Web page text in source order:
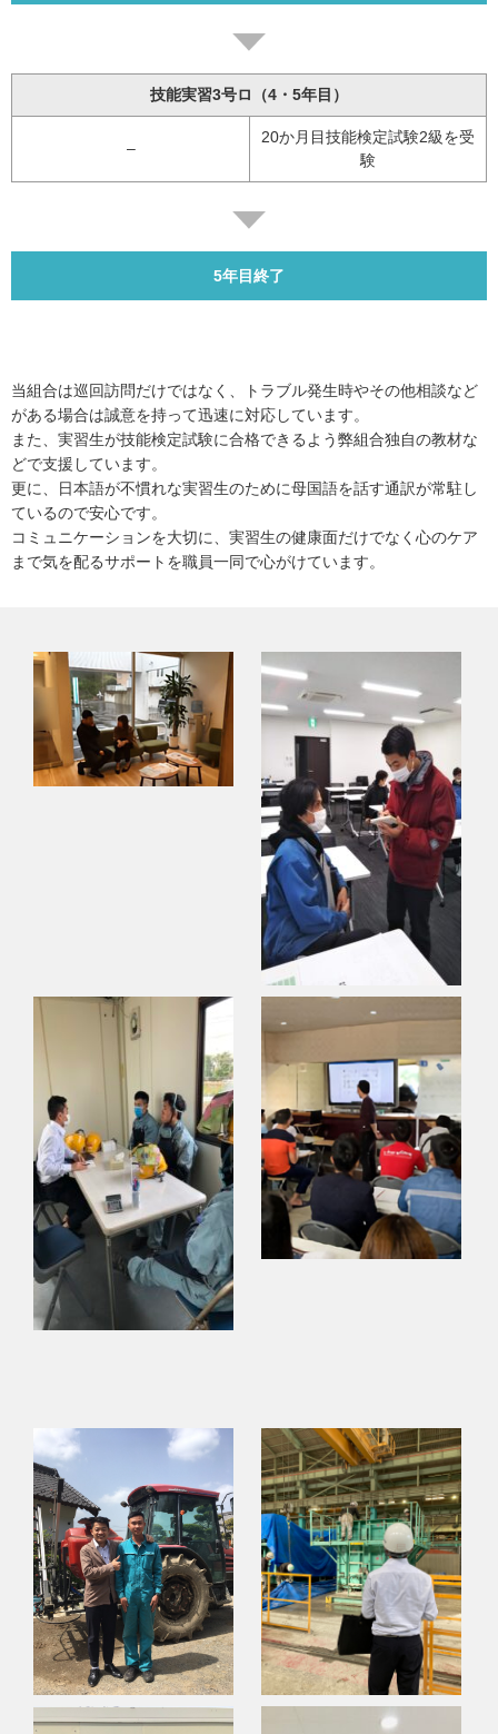
技能実習3号ロ（4・5年目）
–
20か月目技能検定試験2級を受
験
5年目終了
当組合は巡回訪問だけではなく、トラブル発生時やその他相談など
がある場合は誠意を持って迅速に対応しています。
また、実習生が技能検定試験に合格できるよう弊組合独自の教材な
どで支援しています。
更に、日本語が不慣れな実習生のために母国語を話す通訳が常駐し
ているので安心です。
コミュニケーションを大切に、実習生の健康面だけでなく心のケア
まで気を配るサポートを職員一同で心がけています。